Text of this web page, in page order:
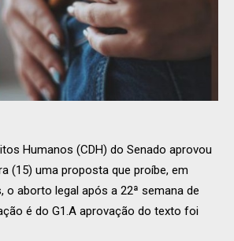
Humanos (CDH) do Senado aprovou
(15) uma proposta que proíbe, em
o aborto legal após a 22ª semana de
é do G1.A aprovação do texto foi